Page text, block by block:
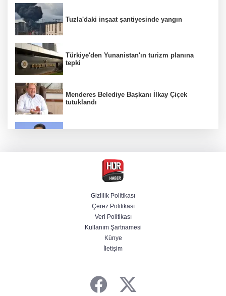
Tuzla'daki inşaat şantiyesinde yangın
Türkiye'den Yunanistan'ın turizm planına
tepki
Menderes Belediye Başkanı İlkay Çiçek
tutuklandı
Hür Ağbaba soruşturmasında MASAK para
hareketlerini inceledi
Bakan Gürlek: Kanunda şehitleri incitecek
düzenleme yok
Gizlilik Politikası
Çerez Politikası
Veri Politikası
Kullanım Şartnamesi
Künye
İletişim